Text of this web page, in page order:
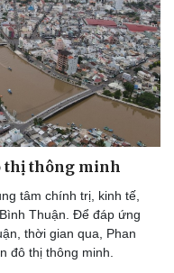
thị thông minh
tâm chính trị, kinh tế,
Thuận. Để đáp ứng
thời gian qua, Phan
đô thị thông minh.